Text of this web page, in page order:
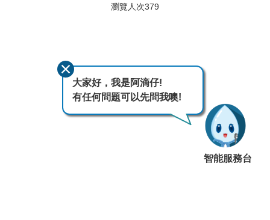
瀏覽人次379
大家好，我是阿滴仔!
有任何問題可以先問我噢!
智能服務台